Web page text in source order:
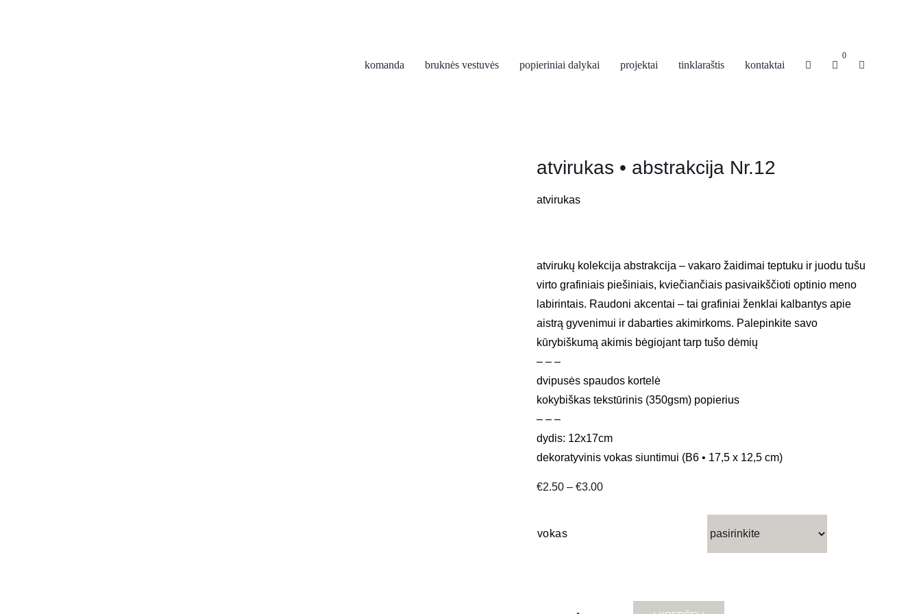
komanda
bruknės vestuvės popieriniai dalykai projektai tinklaraštis kontaktai
0
atvirukas • abstrakcija Nr.12
atvirukas
atvirukų kolekcija abstrakcija – vakaro žaidimai teptuku ir juodu tušu
virto grafiniais piešiniais, kviečiančiais pasivaikščioti optinio meno
labirintais. Raudoni akcentai – tai grafiniai ženklai kalbantys apie
aistrą gyvenimui ir dabarties akimirkoms. Palepinkite savo
kūrybiškumą akimis bėgiojant tarp tušo dėmių
– – –
dvipusės spaudos kortelė
kokybiškas tekstūrinis (350gsm) popierius
– – –
dydis: 12x17cm
dekoratyvinis vokas siuntimui (B6 • 17,5 x 12,5 cm)
€2.50 – €3.00Price
vokas